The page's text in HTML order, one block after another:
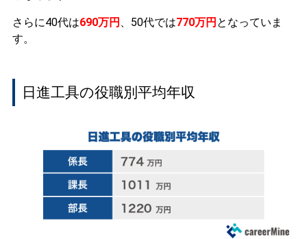
さらに40代は690万円 、50代では770万円 となっていま
す。
日進工具の役職別平均年収